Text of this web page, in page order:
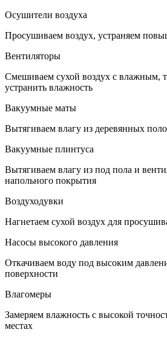
Осушители воздуха
Просушиваем воздух, устраняем
Вентиляторы
Смешиваем сухой воздух с влажным,
устранить влажность
Вакуумные маты
Вытягиваем влагу из деревянных
Вакуумные плинтуса
Вытягиваем влагу из под пола и
напольного покрытия
Воздуходувки
Нагнетаем сухой воздух для
Насосы высокого давления
Откачиваем воду под высоким
поверхности
Влагомеры
Замеряем влажность с высокой
местах